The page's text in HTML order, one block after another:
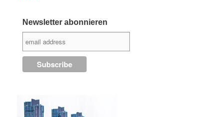
Newsletter abonnieren